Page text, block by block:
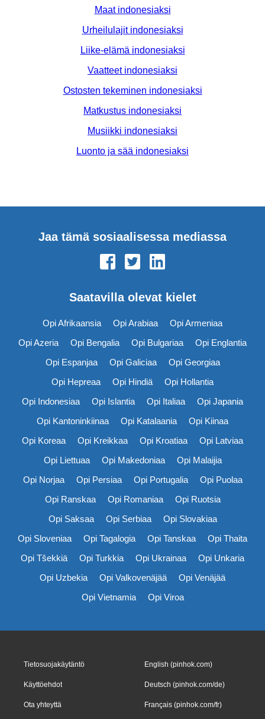
Maat indonesiaksi
Urheilulajit indonesiaksi
Liike-elämä indonesiaksi
Vaatteet indonesiaksi
Ostosten tekeminen indonesiaksi
Matkustus indonesiaksi
Musiikki indonesiaksi
Luonto ja sää indonesiaksi
Jaa tämä sosiaalisessa mediassa
Saatavilla olevat kielet
Opi Afrikaansia Opi Arabiaa
Opi Armeniaa
Opi Azeria
Opi Bengalia Opi Bulgariaa
Opi Englantia
Opi Espanjaa
Opi Galiciaa
Opi Georgiaa
Opi Hepreaa
Opi Hindiä
Opi Hollantia
Opi Indonesiaa
Opi Islantia Opi Italiaa
Opi Japania
Opi Kantoninkiinaa
Opi Katalaania
Opi Kiinaa
Opi Koreaa
Opi Kreikkaa Opi Kroatiaa
Opi Latviaa
Opi Liettuaa
Opi Makedoniaa
Opi Malaijia
Opi Norjaa
Opi Persiaa Opi Portugalia
Opi Puolaa
Opi Ranskaa
Opi Romaniaa
Opi Ruotsia
Opi Saksaa
Opi Serbiaa
Opi Slovakiaa
Opi Sloveniaa
Opi Tagalogia Opi Tanskaa
Opi Thaita
Opi Tšekkiä
Opi Turkkia Opi Ukrainaa
Opi Unkaria
Opi Uzbekia
Opi Valkovenäjää
Opi Venäjää
Opi Vietnamia
Opi Viroa
Tietosuojakäytäntö
Käyttöehdot
Ota yhteyttä
English (pinhok.com)
Deutsch (pinhok.com/de)
Français (pinhok.com/fr)